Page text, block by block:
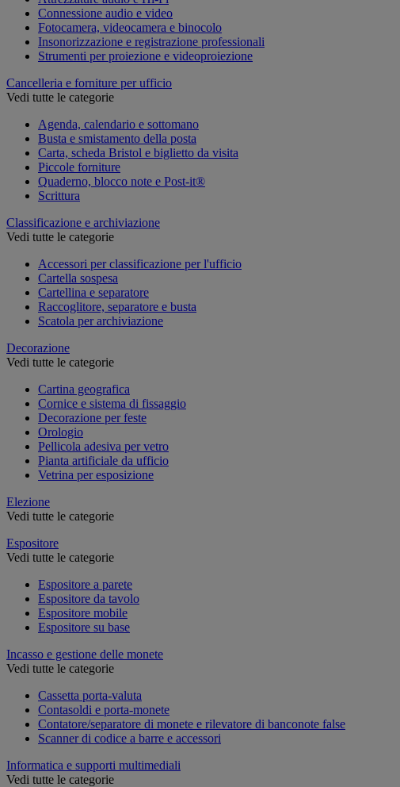
Connessione audio e video
Fotocamera, videocamera e binocolo
Insonorizzazione e registrazione professionali
Strumenti per proiezione e videoproiezione
Cancelleria e forniture per ufficio
Vedi tutte le categorie
Agenda, calendario e sottomano
Busta e smistamento della posta
Carta, scheda Bristol e biglietto da visita
Piccole forniture
Quaderno, blocco note e Post-it®
Scrittura
Classificazione e archiviazione
Vedi tutte le categorie
Accessori per classificazione per l'ufficio
Cartella sospesa
Cartellina e separatore
Raccoglitore, separatore e busta
Scatola per archiviazione
Decorazione
Vedi tutte le categorie
Cartina geografica
Cornice e sistema di fissaggio
Decorazione per feste
Orologio
Pellicola adesiva per vetro
Pianta artificiale da ufficio
Vetrina per esposizione
Elezione
Vedi tutte le categorie
Espositore
Vedi tutte le categorie
Espositore a parete
Espositore da tavolo
Espositore mobile
Espositore su base
Incasso e gestione delle monete
Vedi tutte le categorie
Cassetta porta-valuta
Contasoldi e porta-monete
Contatore/separatore di monete e rilevatore di banconote false
Scanner di codice a barre e accessori
Informatica e supporti multimediali
Vedi tutte le categorie